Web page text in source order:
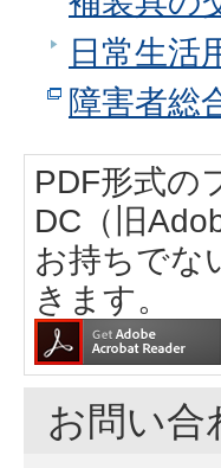
日常生活
障害者総
PDF形式の
DC（旧
お持ちでな
きます。
お問い合